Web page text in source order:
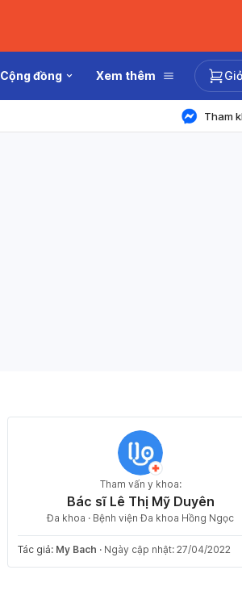
Cộng đồng Xem thêm
Tham
Tham vấn y khoa:
Bác sĩ Lê Thị Mỹ Duyên
Đa khoa · Bệnh viện Đa khoa Hồng Ngọc
Tác giả: My Bach · Ngày cập nhật: 27/04/2022